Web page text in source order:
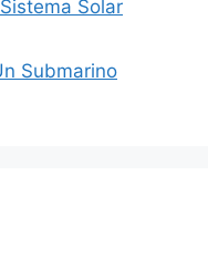
Solar
Submarino